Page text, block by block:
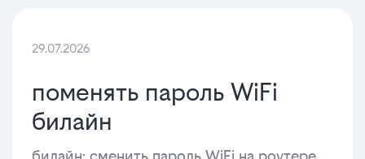
29.07.2026
поменять пароль WiFi
билайн